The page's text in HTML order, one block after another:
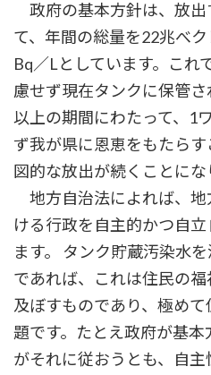
政府の基本方針は、放出
て、年間の総量を22兆べ
Bq／Lとしています。これ
慮せず現在タンクに保管
以上の期間にわたって、1
ず我が県に恩恵をもたら
図的な放出が続くことにな
地方自治法によれば、地
ける行政を自主的かつ自
ます。 タンク貯蔵汚染水
であれば、これは住民の
及ぼすものであり、極め
題です。たとえ政府が基
がそれに従おうとも、自